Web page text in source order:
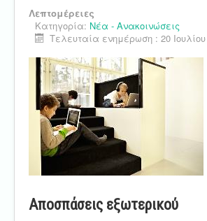
Λεπτομέρειες
Κατηγορία: Νέα - Ανακοινώσεις
Τελευταία ενημέρωση : 20 Ιουλίου
Αποσπάσεις εξωτερικού